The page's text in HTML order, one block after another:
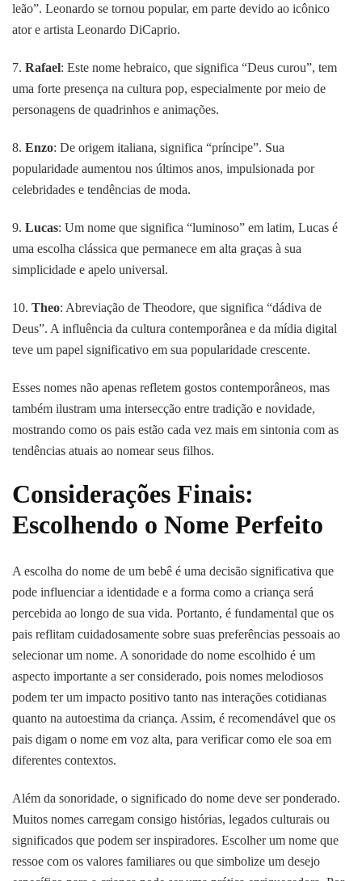
leão”. Leonardo se tornou popular, em parte devido ao icônico
ator e artista Leonardo DiCaprio.
7. Rafael: Este nome hebraico, que significa “Deus curou”, tem
uma forte presença na cultura pop, especialmente por meio de
personagens de quadrinhos e animações.
8. Enzo: De origem italiana, significa “príncipe”. Sua
popularidade aumentou nos últimos anos, impulsionada por
celebridades e tendências de moda.
9. Lucas: Um nome que significa “luminoso” em latim, Lucas é
uma escolha clássica que permanece em alta graças à sua
simplicidade e apelo universal.
10. Theo: Abreviação de Theodore, que significa “dádiva de
Deus”. A influência da cultura contemporânea e da mídia digital
teve um papel significativo em sua popularidade crescente.
Esses nomes não apenas refletem gostos contemporâneos, mas
também ilustram uma intersecção entre tradição e novidade,
mostrando como os pais estão cada vez mais em sintonia com as
tendências atuais ao nomear seus filhos.
Considerações Finais:
Escolhendo o Nome Perfeito
A escolha do nome de um bebê é uma decisão significativa que
pode influenciar a identidade e a forma como a criança será
percebida ao longo de sua vida. Portanto, é fundamental que os
pais reflitam cuidadosamente sobre suas preferências pessoais ao
selecionar um nome. A sonoridade do nome escolhido é um
aspecto importante a ser considerado, pois nomes melodiosos
podem ter um impacto positivo tanto nas interações cotidianas
quanto na autoestima da criança. Assim, é recomendável que os
pais digam o nome em voz alta, para verificar como ele soa em
diferentes contextos.
Além da sonoridade, o significado do nome deve ser ponderado.
Muitos nomes carregam consigo histórias, legados culturais ou
significados que podem ser inspiradores. Escolher um nome que
ressoe com os valores familiares ou que simbolize um desejo